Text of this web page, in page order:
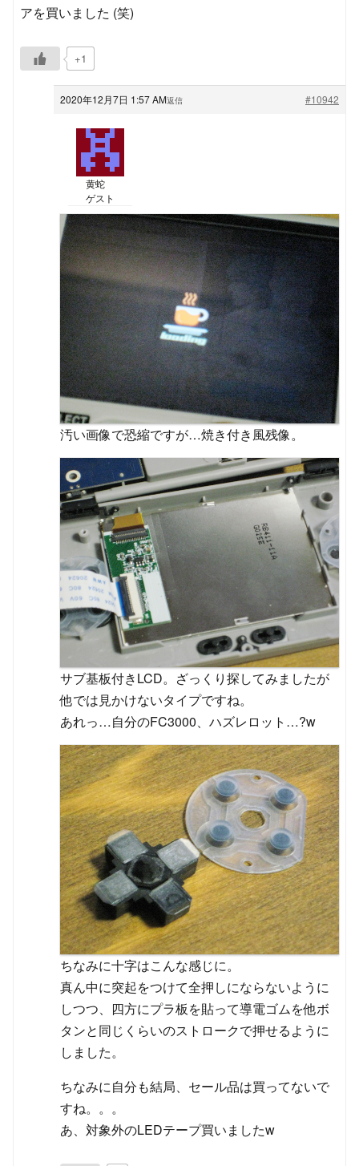
アを買いました (笑)
+1
2020年12月7日 1:57 AM #10942
返信
黄蛇
ゲスト
汚い画像で恐縮ですが…焼き付き風残像。
サブ基板付きLCD。ざっくり探してみましたが
他では見かけないタイプですね。
あれっ…自分のFC3000、ハズレロット…?w
ちなみに十字はこんな感じに。
真ん中に突起をつけて全押しにならないように
しつつ、四方にプラ板を貼って導電ゴムを他ボ
タンと同じくらいのストロークで押せるように
しました。
ちなみに自分も結局、セール品は買ってないで
すね。。。
あ、対象外のLEDテープ買いましたw